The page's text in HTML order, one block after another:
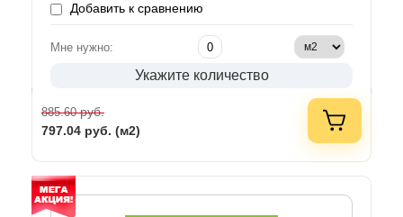
Добавить к сравнению
Мне нужно:
Укажите количество
885.60руб.
797.04 руб. (м2)